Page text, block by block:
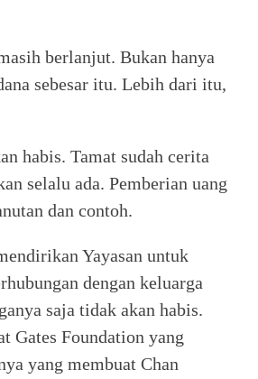
berlanjut. Bukan hanya
sebesar itu. Lebih dari itu,
habis. Tamat sudah cerita
selalu ada. Pemberian uang
dan contoh.
Yayasan untuk
dengan keluarga
saja tidak akan habis.
Gates Foundation yang
yang membuat Chan